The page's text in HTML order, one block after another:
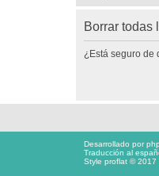
Borrar todas
¿Está seguro de
Desarrollado por
Traducción al
Style proflat © 2017